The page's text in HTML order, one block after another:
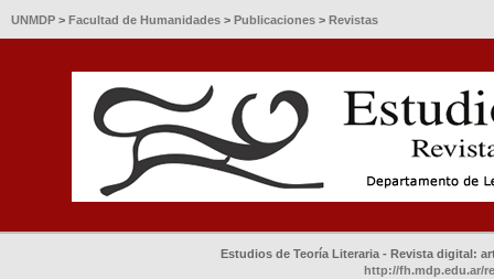
UNMDP > Facultad de Humanidades > Publicaciones > Revistas
Estudios de Teoría Literaria - Revista digital:
http://fh.mdp.edu.ar/